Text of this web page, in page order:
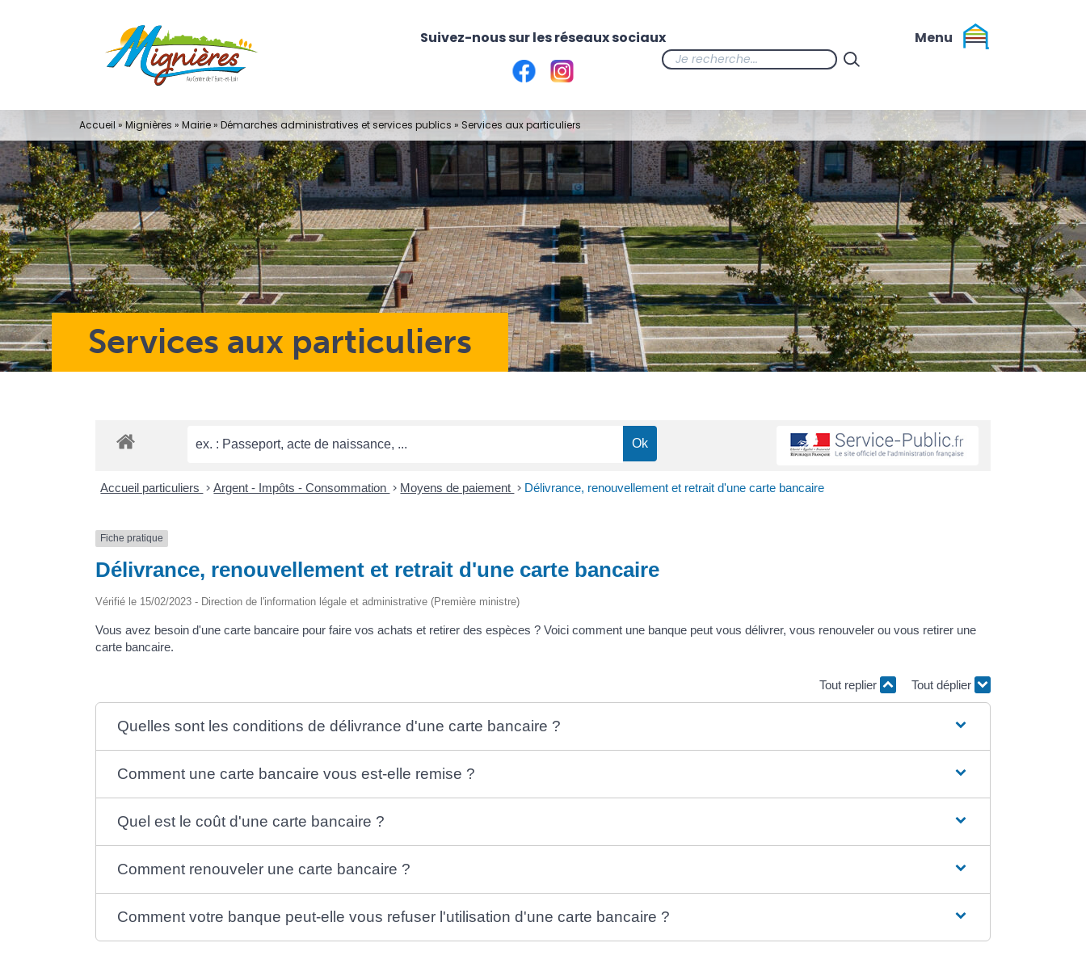
Services aux particuliers
Accueil » Mignières » Mairie» Démarches administratives et services publics » Services aux particuliers
Accueil particuliers > Argent - Impôts - Consommation > Moyens de paiement > Délivrance, renouvellement et retrait d'une carte bancaire
Fiche pratique
Délivrance, renouvellement et retrait d'une carte bancaire
Vérifié le 15/02/2023 - Direction de l'information légale et administrative (Première ministre)
Vous avez besoin d'une carte bancaire pour faire vos achats et retirer des espèces ? Voici comment une banque peut vous délivrer, vous renouveler ou vous retirer une
carte bancaire.
Tout replier Tout déplier
Quelles sont les conditions de délivrance d'une carte bancaire ?
Comment une carte bancaire vous est-elle remise ?
Quel est le coût d'une carte bancaire ?
Comment renouveler une carte bancaire ?
Comment votre banque peut-elle vous refuser l'utilisation d'une carte bancaire ?